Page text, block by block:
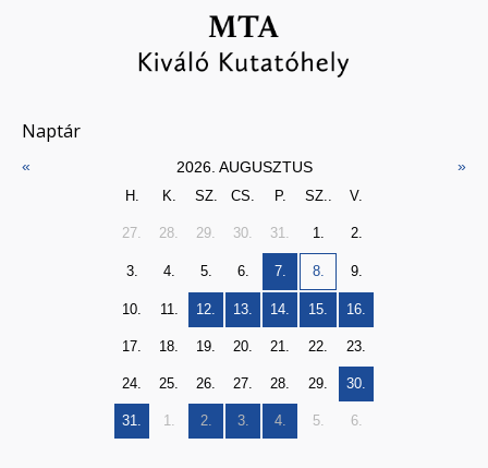
Naptár
« 2026. AUGUSZTUS »
H. K. SZ. CS. P. SZ.. V.
27. 28. 29. 30. 31. 1. 2.
3. 4. 5. 6. 7. 8. 9.
10. 11. 12. 13. 14. 15. 16.
17. 18. 19. 20. 21. 22. 23.
24. 25. 26. 27. 28. 29. 30.
31. 1. 2. 3. 4. 5. 6.